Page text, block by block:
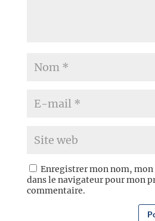
Enregistrer mon nom,
dans le navigateur pour mon
commentaire.